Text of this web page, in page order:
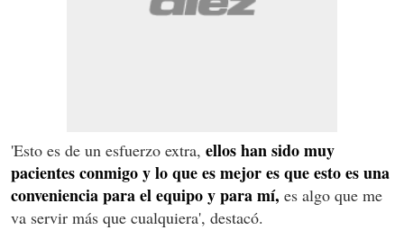
'Esto es de un esfuerzo extra, ellos han sido muy
pacientes conmigo y lo que es mejor es que esto es una
conveniencia para el equipo y para mí, es algo que me
va servir más que cualquiera', destacó.